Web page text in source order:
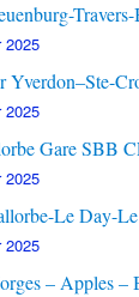
2025
Yverdon–Ste-
2025
Gare SBB
2025
Le Day-
2025
– Apples –